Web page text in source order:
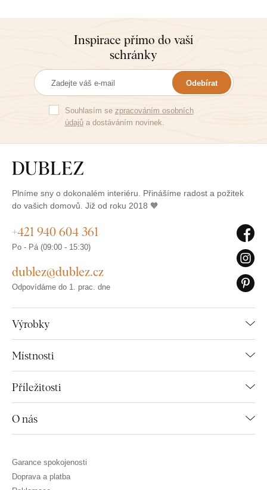
Inspirace přímo do vaší
schránky
Odebírat
Souhlasím se zpracováním osobních
údajůa dostáváním novinek.
Plníme sny o dokonalém interiéru. Přinášíme radost a požitek
do vašich domovů. Již od roku 2018 🧡
Výrobky
Místnosti
Příležitosti
O nás
+421 940 604 361
Po - Pá (09:00 - 15:30)
dublez@dublez.cz
Odpovídáme do 1. prac. dne
Garance spokojenosti
Doprava a platba